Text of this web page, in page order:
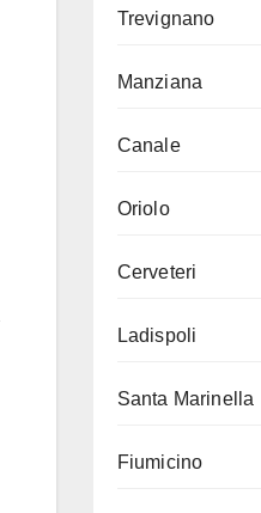
Trevignano
Manziana
Canale
Oriolo
Cerveteri
Ladispoli
Santa Marinella
Fiumicino